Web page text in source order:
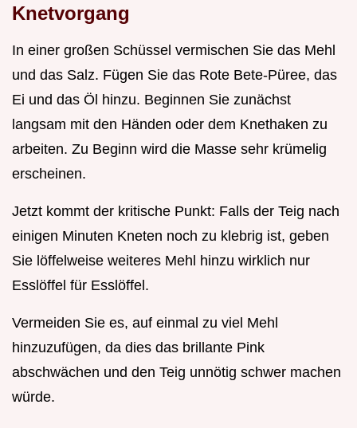
Knetvorgang
In einer großen Schüssel vermischen Sie das Mehl
und das Salz. Fügen Sie das Rote Bete-Püree, das
Ei und das Öl hinzu. Beginnen Sie zunächst
langsam mit den Händen oder dem Knethaken zu
arbeiten. Zu Beginn wird die Masse sehr krümelig
erscheinen.
Jetzt kommt der kritische Punkt: Falls der Teig nach
einigen Minuten Kneten noch zu klebrig ist, geben
Sie löffelweise weiteres Mehl hinzu wirklich nur
Esslöffel für Esslöffel.
Vermeiden Sie es, auf einmal zu viel Mehl
hinzuzufügen, da dies das brillante Pink
abschwächen und den Teig unnötig schwer machen
würde.